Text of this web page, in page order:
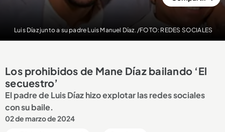
Luis Díaz junto a su padre Luis Manuel Díaz. /FOTO: REDES SOCIALES
Los prohibidos de Mane Díaz bailando ‘El
secuestro’
El padre de Luis Díaz hizo explotar las redes sociales
con su baile.
02 de marzo de 2024